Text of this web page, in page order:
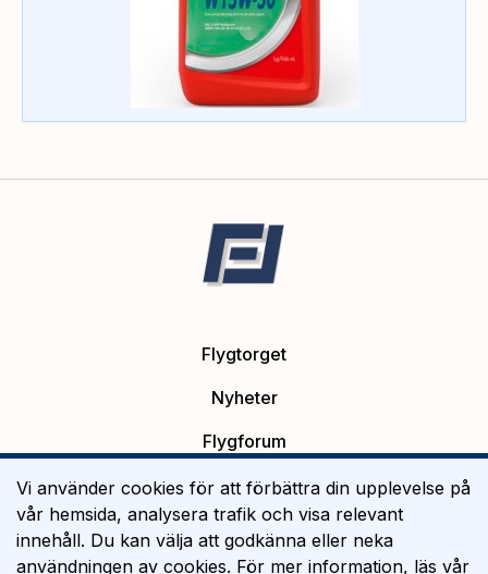
Flygtorget
Nyheter
Flygforum
Platsannonser
Flygutbildning
Vi använder cookies för att förbättra din upplevelse på
vår hemsida, analysera trafik och visa relevant
innehåll. Du kan välja att godkänna eller neka
användningen av cookies. För mer information, läs vår